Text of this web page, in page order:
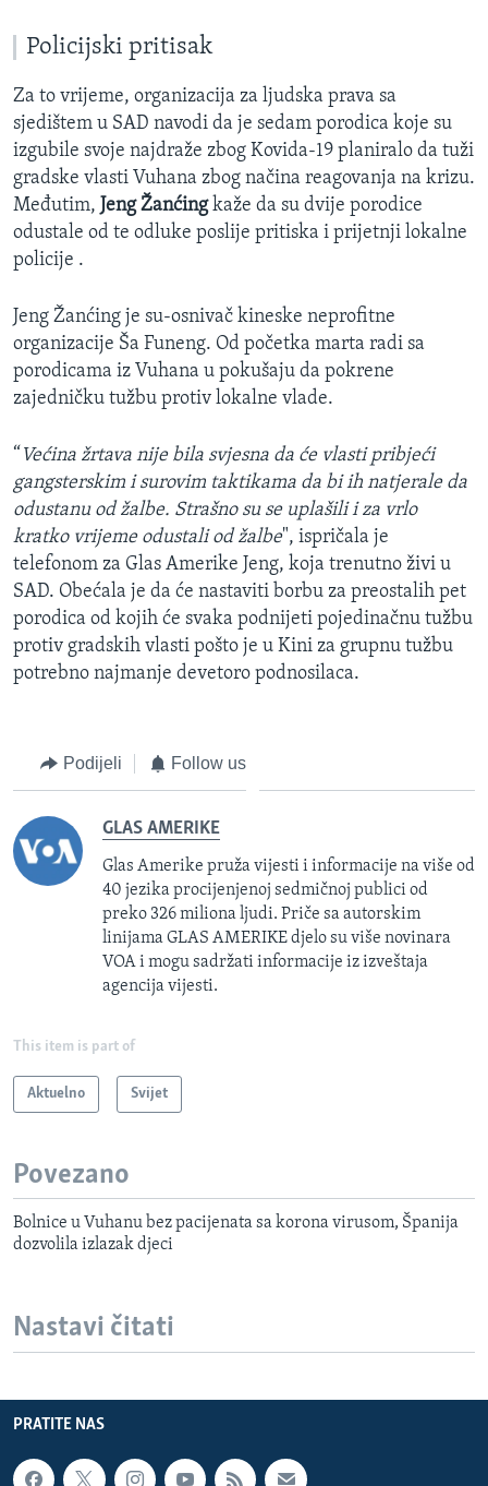
​Policijski pritisak
Za to vrijeme, organizacija za ljudska prava sa
sjedištem u SAD navodi da je sedam porodica koje su
izgubile svoje najdraže zbog Kovida-19 planiralo da tuži
gradske vlasti Vuhana zbog načina reagovanja na krizu.
Međutim, Jeng Žanćingkaže da su dvije porodice
odustale od te odluke poslije pritiska i prijetnji lokalne
policije .
Jeng Žanćing je su-osnivač kineske neprofitne
organizacije Ša Funeng. Od početka marta radi sa
porodicama iz Vuhana u pokušaju da pokrene
zajedničku tužbu protiv lokalne vlade.
“ Većina žrtava nije bila svjesna da će vlasti pribjeći
gangsterskim i surovim taktikama da bi ih natjerale da
odustanu od žalbe. Strašno su se uplašili i za vrlo
kratko vrijeme odustali od žalbe", ispričala je
telefonom za Glas Amerike Jeng, koja trenutno živi u
SAD. Obećala je da će nastaviti borbu za preostalih pet
porodica od kojih će svaka podnijeti pojedinačnu tužbu
protiv gradskih vlasti pošto je u Kini za grupnu tužbu
potrebno najmanje devetoro podnosilaca.
Podijeli Follow us
GLAS AMERIKE
Glas Amerike pruža vijesti i informacije na više od
40 jezika procijenjenoj sedmičnoj publici od
preko 326 miliona ljudi. Priče sa autorskim
linijama GLAS AMERIKE djelo su više novinara
VOA i mogu sadržati informacije iz izveštaja
agencija vijesti.
This item is part of
Aktuelno Svijet
Povezano
Bolnice u Vuhanu bez pacijenata sa korona virusom, Španija
dozvolila izlazak djeci
Nastavi čitati
PRATITE NAS